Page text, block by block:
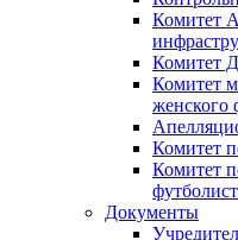
Комитет
Комитет
Комитет
женского
Комитет
Комитет
Документы